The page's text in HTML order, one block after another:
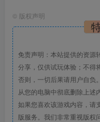
© 版权声明
免责声明：本站提供的资源
分享，仅供试玩体验；不得
否则，一切后果请用户自负
从您的电脑中彻底删除上述
如果您喜欢该游戏内容，请
版服务。我们非常重视版权